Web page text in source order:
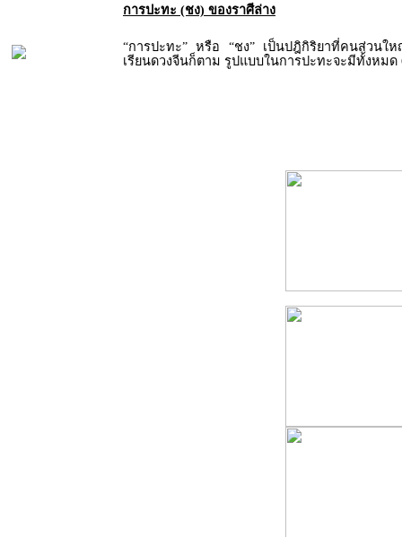
การปะทะ (ชง) ของราศีล่าง
“การปะทะ” หรือ “ชง” เป็นปฎิกิริยาที่คนส่วนใ
เรียนดวงจีนก็ตาม รูปแบบในการปะทะจะมีทั้งหมด